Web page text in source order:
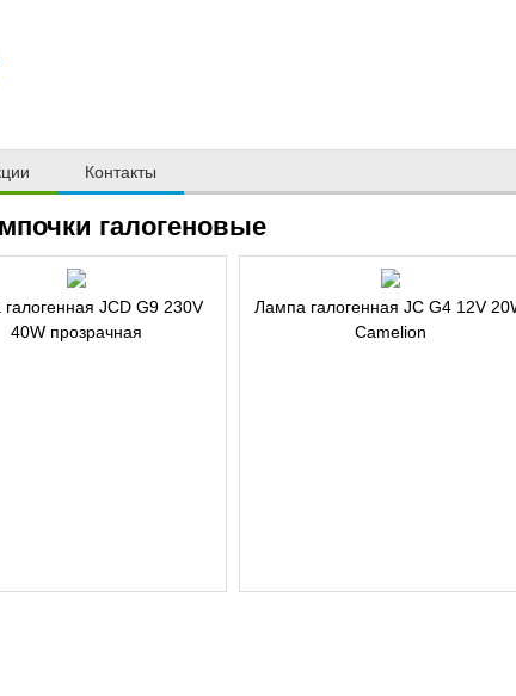
Контакты
галогеновые
JCD G9 230V
40W прозрачная
Лампа галогенная JC G4 12V
Camelion